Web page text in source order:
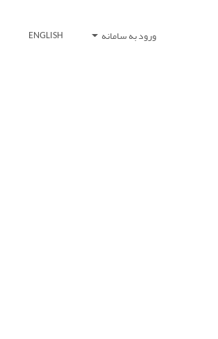
ورود به سامانه ENGLISH